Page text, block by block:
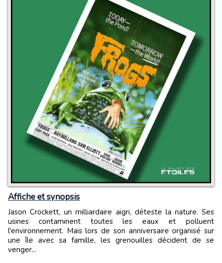
Affiche et synopsis
Jason Crockett, un milliardaire aigri, déteste la nature. Ses
usines contaminent toutes les eaux et polluent
l'environnement. Mais lors de son anniversaire organisé sur
une île avec sa famille, les grenouilles décident de se
venger...